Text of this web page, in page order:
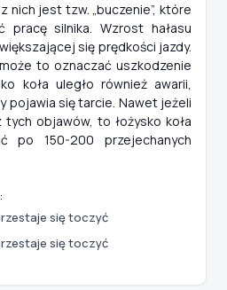
nich jest tzw. „buczenie”, które
pracę silnika. Wzrost hałasu
się prędkości jazdy.
to oznaczać uszkodzenie
koła uległo również awarii,
pojawia się tarcie. Nawet jeżeli
objawów, to łożysko koła
po 150-200 przejechanych
się toczyć
się toczyć